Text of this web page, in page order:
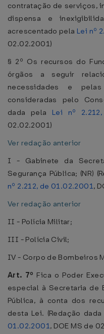
contratação de serviços,
dispensa e
acrescentado pela Lei nº
02.02.2001)
§ 2º Os recursos do
órgãos a seguir
necessidades e
consideradas pelo
dada pela Lei nº
02.02.2001)
Ver redação anterior
I - Gabinete da
Segurança Pública; (NR)
nº 2.212, de 01.02.2001,
Ver redação anterior
II - Polícia Militar;
III - Polícia Civil;
IV - Corpo de Bombeiros
Art. 7º Fica o Poder
especial à Secretaria de
Pública, à conta dos
desta Lei. (Redação
01.02.2001, DOE MS de